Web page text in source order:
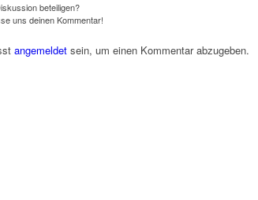
beteiligen?
uns deinen Kommentar!
angemeldet sein, um einen Kommentar abzugeben.